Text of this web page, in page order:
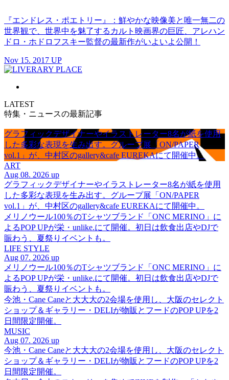
『エンドレス・ポエトリー』：鮮やかな映像美と唯一無二の
世界観で、世界中を魅了するカルト映画界の巨匠、アレハン
ドロ・ホドロフスキー監督の最新作がいよいよ公開！
Nov 15. 2017 UP
LATEST
特集・ニュースの最新記事
グラフィックデザイナーやイラストレーター8名が紙を使用
した多彩な表現を生み出す。グループ展「ON/PAPER
vol.1」が、中村区のgallery&cafe EUREKAにて開催中。
ART
Aug 08. 2026 up
グラフィックデザイナーやイラストレーター8名が紙を使用
した多彩な表現を生み出す。グループ展「ON/PAPER
vol.1」が、中村区のgallery&cafe EUREKAにて開催中。
メリノウール100％のTシャツブランド「ONC MERINO」に
よるPOP UPが栄・unlike.にて開催。初日は飲食出店やDJで
賑わう、夏祭りイベントも。
LIFE STYLE
Aug 07. 2026 up
メリノウール100％のTシャツブランド「ONC MERINO」に
よるPOP UPが栄・unlike.にて開催。初日は飲食出店やDJで
賑わう、夏祭りイベントも。
今池・Cane Caneと大大大の2会場を使用し、大阪のセレクト
ショップ＆ギャラリー・DELIが物販とフードのPOP UPを2
日間限定開催。
MUSIC
Aug 07. 2026 up
今池・Cane Caneと大大大の2会場を使用し、大阪のセレクト
ショップ＆ギャラリー・DELIが物販とフードのPOP UPを2
日間限定開催。